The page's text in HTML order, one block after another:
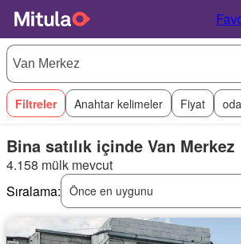
Filtreler Anahtar kelimeler Fiyat
Bina satılık içinde Van Merkez
4.158 mülk mevcut
Sıralama: Önce en uygunu